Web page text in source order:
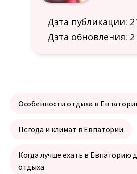
Дата публикации:
Дата обновления:
Особенности отдыха в
Погода и климат в Евпатории
Когда лучше ехать в Евпаторию
отдыха